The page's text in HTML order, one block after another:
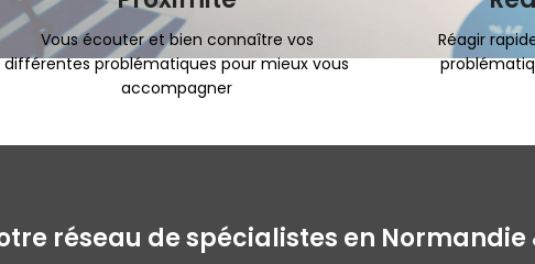
Vous écouter et bien connaître vos
différentes problématiques pour mieux vous
accompagner
Réagir
réseau de spécialistes en Normandie